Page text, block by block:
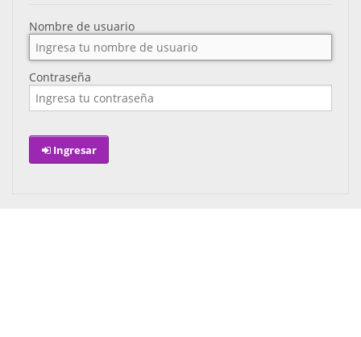
Nombre de usuario
Contraseña
Ingresar